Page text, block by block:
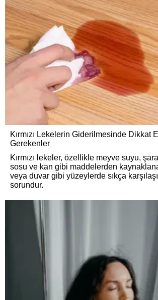
Kırmızı Lekelerin Giderilmesinde Dikkat
Gerekenler
Kırmızı lekeler, özellikle meyve suyu,
sosu ve kan gibi maddelerden
veya duvar gibi yüzeylerde sıkça
sorundur.